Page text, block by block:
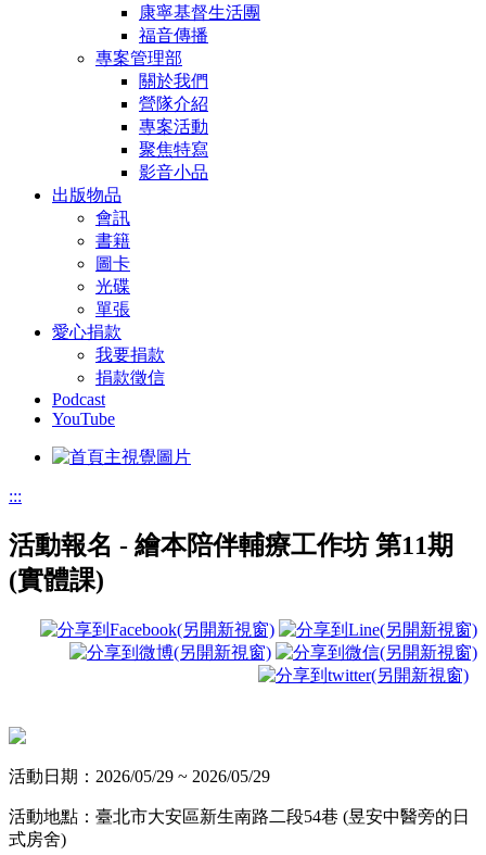
康寧基督生活團
福音傳播
專案管理部
關於我們
營隊介紹
專案活動
聚焦特寫
影音小品
出版物品
會訊
書籍
圖卡
光碟
單張
愛心捐款
我要捐款
捐款徵信
Podcast
YouTube
:::
活動報名 - 繪本陪伴輔療工作坊 第11期
(實體課)
活動日期：2026/05/29 ~ 2026/05/29
活動地點：臺北市大安區新生南路二段54巷 (昱安中醫旁的日
式房舍)